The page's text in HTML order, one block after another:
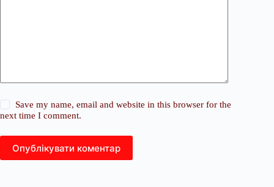
Save my name, email and website in this browser for the
next time I comment.
Опублікувати коментар